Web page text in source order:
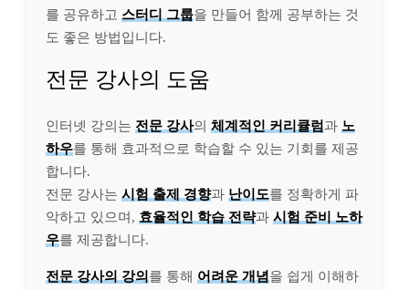
를 공유하고 스터디 그룹을 만들어 함께 공부하는 것
도 좋은 방법입니다.
전문 강사의 도움
인터넷 강의는 전문 강사의 체계적인 커리큘럼과 노
하우를 통해 효과적으로 학습할 수 있는 기회를 제공
합니다.
전문 강사는 시험 출제 경향과 난이도를 정확하게 파
악하고 있으며, 효율적인 학습 전략과 시험 준비 노하
우를 제공합니다.
전문 강사의 강의 를 통해 어려운 개념 을 쉽게 이해하